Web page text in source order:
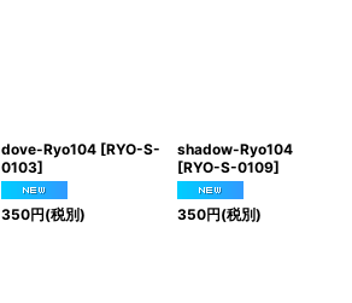
dove-Ryo104 [RYO-S-
0103]
350円(税別)
shadow-Ryo104
[RYO-S-0109]
350円(税別)